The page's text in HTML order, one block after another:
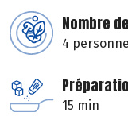
Nombre
4
15 min